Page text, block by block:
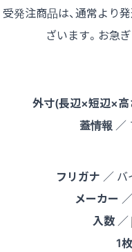
受発注商品は、通常より
ざいます。お急
外寸(長辺×短辺×高
蓋情報 ／
フリガナ ／ バ
メーカー ／
入数 ／
1